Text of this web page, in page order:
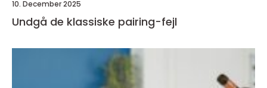
10. December 2025
Undgå de klassiske pairing-fejl